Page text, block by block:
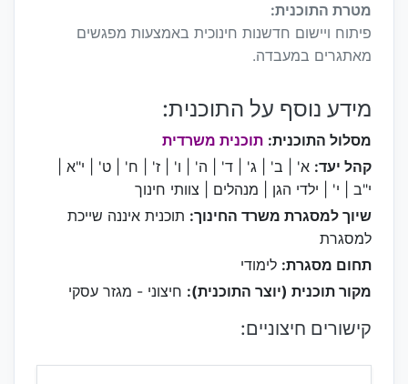
מטרת התוכנית:
פיתוח ויישום חדשנות חינוכית באמצעות מפגשים
מאתגרים במעבדה.
מידע נוסף על התוכנית:
מסלול התוכנית: תוכנית משרדית
קהל יעד: א' | ב' | ג' | ד' | ה' | ו' | ז' | ח' | ט' | י"א |
י"ב | י' | ילדי הגן | מנהלים | צוותי חינוך
שיוך למסגרת משרד החינוך: תוכנית איננה שייכת
למסגרת
תחום מסגרת: לימודי
מקור תוכנית (יוצר התוכנית): חיצוני - מגזר עסקי
קישורים חיצוניים: